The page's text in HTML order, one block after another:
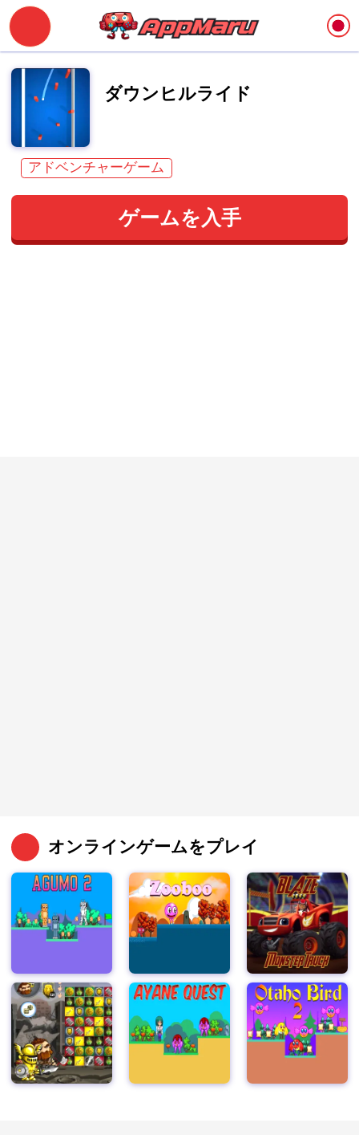
ダウンヒルライド
アドベンチャーゲーム
ゲームを入手
オンラインゲームをプレイ